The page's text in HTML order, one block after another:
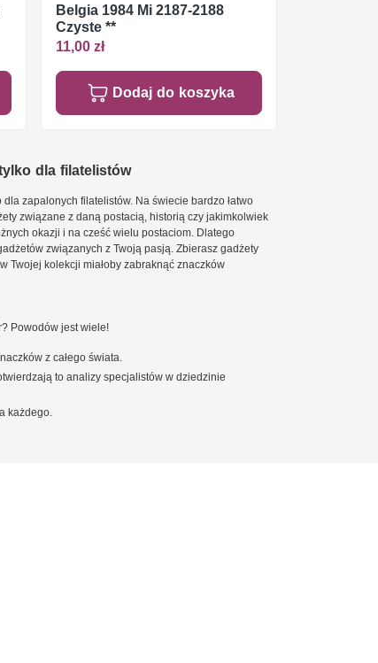
Belgia 1984 Mi 2187-2188
Czyste **
11,00 zł
Dodaj do koszyka
dla filatelistów
zapalonych filatelistów. Na świecie bardzo łatwo
związane z daną postacią, historią czy jakimkolwiek
okazji i na cześć wielu postaciom. Dlatego
związanych z Twoją pasją. Zbierasz gadżety
Twojej kolekcji miałoby zabraknąć znaczków
Powodów jest wiele!
z całego świata.
to analizy specjalistów w dziedzinie
każdego.